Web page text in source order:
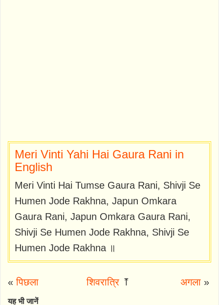
Meri Vinti Yahi Hai Gaura Rani in
English
Meri Vinti Hai Tumse Gaura Rani, Shivji Se
Humen Jode Rakhna, Japun Omkara
Gaura Rani, Japun Omkara Gaura Rani,
Shivji Se Humen Jode Rakhna, Shivji Se
Humen Jode Rakhna ॥
«पिछला शिवरात्रि⤒ अगला»
यह भी जानें